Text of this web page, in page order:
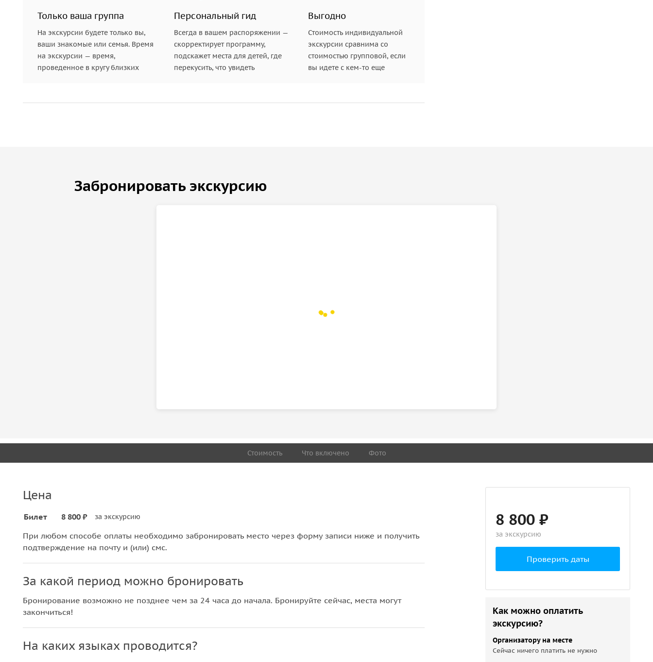
Только ваша группа
На экскурсии будете только вы,
ваши знакомые или семья. Время
на экскурсии — время,
проведенное в кругу близких
Персональный гид
Всегда в вашем распоряжении —
скорректирует программу,
подскажет места для детей, где
перекусить, что увидеть
Выгодно
Стоимость индивидуальной
экскурсии сравнима со
стоимостью групповой, если
вы идете с кем-то еще
Забронировать экскурсию
Стоимость Что включено Фото
Цена
Билет 8 800 ₽ за экскурсию
При любом способе оплаты необходимо забронировать место через форму записи ниже и получить
подтверждение на почту и (или) смс.
За какой период можно бронировать
Бронирование возможно не позднее чем за 24 часа до начала. Бронируйте сейчас, места могут
закончиться!
На каких языках проводится?
8 800 ₽
за экскурсию
Проверить даты
Как можно оплатить
экскурсию?
Организатору на месте
Сейчас ничего платить не нужно